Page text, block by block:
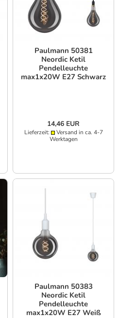
Paulmann 50381
Neordic Ketil
Pendelleuchte
max1x20W E27 Schwarz
14,46 EUR
Lieferzeit:
Versand in ca. 4-7
Werktagen
Paulmann 50383
Neordic Ketil
Pendelleuchte
max1x20W E27 Weiß